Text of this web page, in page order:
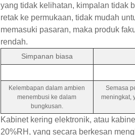
yang tidak kelihatan, kimpalan tidak
retak ke permukaan, tidak mudah
memasuki pasaran, maka produk
rendah.
Simpanan biasa
Kelembapan dalam ambien
menembusi ke dalam
bungkusan.
Semasa
meningkat,
Kabinet kering elektronik, atau
20%RH, yang secara berkesan